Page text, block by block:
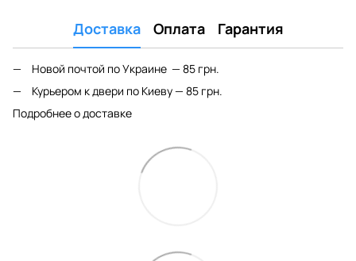
Доставка Оплата Гарантия
Новой почтой по Украине — 85 грн.
Курьером к двери по Киеву — 85 грн.
Подробнее о доставке